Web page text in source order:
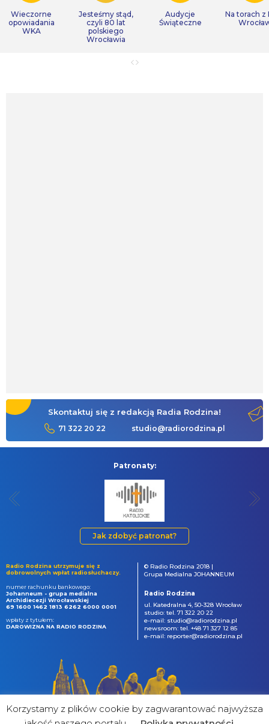
Wieczorne
opowiadania
WKA
Jesteśmy stąd,
czyli 80 lat
polskiego
Wrocławia
Audycje
Świąteczne
Na torach z
Skontaktuj się z redakcją Radia Rodzina!
71 322 20 22 studio@radiorodzina.pl
Patronaty:
Jak zdobyć patronat?
Radio Rodzina utrzymuje się z
dobrowolnych wpłat radiosłuchaczy.
numer rachunku bankowego:
Johanneum - grupa medialna
Archidiecezji Wrocławskiej
69 1600 1462 1813 6262 6000 0001
wpłaty z tytułem:
DAROWIZNA NA RADIO RODZINA
© Radio Rodzina 2018 |
Grupa Medialna JOHANNEUM
Radio Rodzina
ul. Katedralna 4, 50-328 Wrocław
studio: tel. 71 322 20 22
e-mail: studio@radiorodzina.pl
newsroom: tel. +48 71 327 12 85
e-mail: reporter@radiorodzina.pl
Korzystamy z plików cookie by zagwarantować najwyższa